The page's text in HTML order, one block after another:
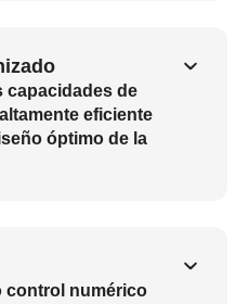
capacidades de
eficiente
óptimo de la
control numérico